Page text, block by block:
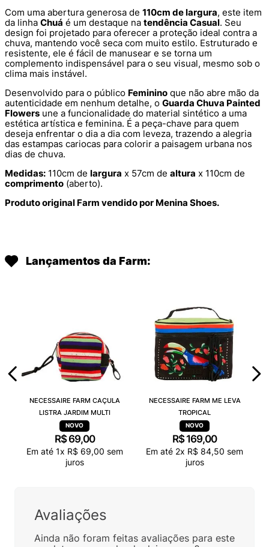
Com uma abertura generosa de 110cm de largura, este item
da linha Chuá é um destaque na tendência Casual. Seu
design foi projetado para oferecer a proteção ideal contra a
chuva, mantendo você seca com muito estilo. Estruturado e
resistente, ele é fácil de manusear e se torna um
complemento indispensável para o seu visual, mesmo sob o
clima mais instável.
Desenvolvido para o público Feminino que não abre mão da
autenticidade em nenhum detalhe, o Guarda Chuva Painted
Flowers une a funcionalidade do material sintético a uma
estética artística e feminina. É a peça-chave para quem
deseja enfrentar o dia a dia com leveza, trazendo a alegria
das estampas cariocas para colorir a paisagem urbana nos
dias de chuva.
Medidas: 110cm de largura x 57cm de altura x 110cm de
comprimento (aberto).
Produto original Farm vendido por Menina Shoes.
Lançamentos da Farm:
NECESSAIRE FARM CAÇULA
LISTRA JARDIM MULTI
R$ 69,00
Em até 1x R$ 69,00 sem
juros
NECESSAIRE FARM ME LEVA
TROPICAL
R$ 169,00
Em até 2x R$ 84,50 sem
juros
Avaliações
Ainda não foram feitas avaliações para este